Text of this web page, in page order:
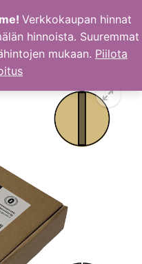
Verkkokaupan hinnat
hinnoista. Suuremmat
mukaan. Piilota